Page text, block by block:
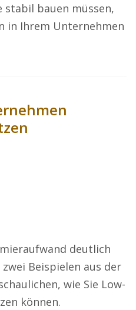
stabil bauen müssen,
in Ihrem Unternehmen
deutlich
Beispielen aus der
wie Sie Low-
können.